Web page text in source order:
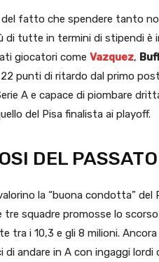
del fatto che spendere tanto
di tutte in termini di stipendi è
giocatori come Vazquez,
punti di ritardo dal primo
A e capace di piombare
del Pisa finalista ai playoff.
DEL PASSATO
la “buona condotta” del
tre squadre promosse lo
tra i 10,3 e gli 8 milioni.
di andare in A con ingaggi lordi